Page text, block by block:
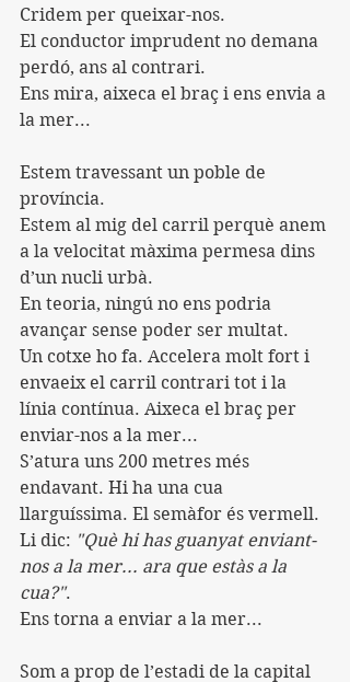
Cridem per queixar-nos.
El conductor imprudent no demana
perdó, ans al contrari.
Ens mira, aixeca el braç i ens envia a
la mer...
Estem travessant un poble de
província.
Estem al mig del carril perquè anem
a la velocitat màxima permesa dins
d’un nucli urbà.
En teoria, ningú no ens podria
avançar sense poder ser multat.
Un cotxe ho fa. Accelera molt fort i
envaeix el carril contrari tot i la
línia contínua. Aixeca el braç per
enviar-nos a la mer...
S’atura uns 200 metres més
endavant. Hi ha una cua
llarguíssima. El semàfor és vermell.
Li dic: "Què hi has guanyat enviant-
nos a la mer... ara que estàs a la
cua?".
Ens torna a enviar a la mer...
Som a prop de l’estadi de la capital